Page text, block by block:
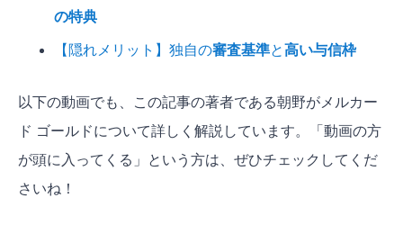
の特典
【隠れメリット】独自の審査基準と高い与信枠
以下の動画でも、この記事の著者である朝野がメルカー
ド ゴールドについて詳しく解説しています。「動画の方
が頭に入ってくる」という方は、ぜひチェックしてくだ
さいね！